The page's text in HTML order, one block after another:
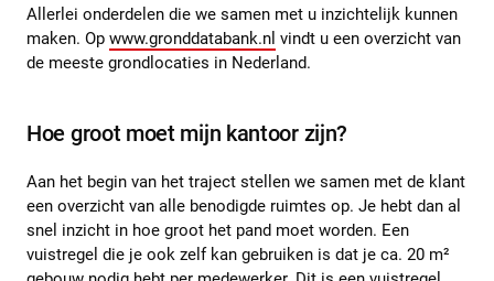
Allerlei onderdelen die we samen met u inzichtelijk kunnen
maken. Op www.gronddatabank.nl vindt u een overzicht van
de meeste grondlocaties in Nederland.
Hoe groot moet mijn kantoor zijn?
Aan het begin van het traject stellen we samen met de klant
een overzicht van alle benodigde ruimtes op. Je hebt dan al
snel inzicht in hoe groot het pand moet worden. Een
vuistregel die je ook zelf kan gebruiken is dat je ca. 20 m²